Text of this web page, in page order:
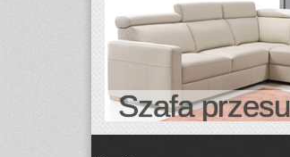
Szafa